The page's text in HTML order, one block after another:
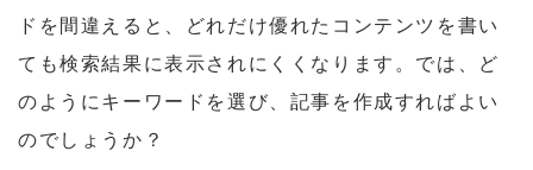
ドを間違えると、どれだけ優れたコンテンツを書い
ても検索結果に表示されにくくなります。では、ど
のようにキーワードを選び、記事を作成すればよい
のでしょうか？